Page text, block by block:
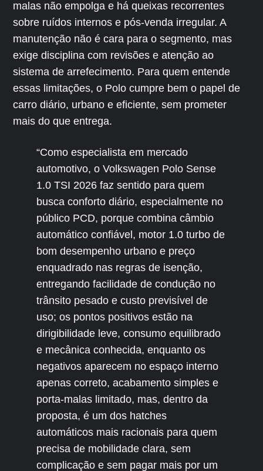
malas não empolga e há queixas recorrentes
sobre ruídos internos e pós-venda irregular. A
manutenção não é cara para o segmento, mas
exige disciplina com revisões e atenção ao
sistema de arrefecimento. Para quem entende
essas limitações, o Polo cumpre bem o papel de
carro diário, urbano e eficiente, sem prometer
mais do que entrega.
“Como especialista em mercado
automotivo, o Volkswagen Polo Sense
1.0 TSI 2026 faz sentido para quem
busca conforto diário, especialmente no
público PCD, porque combina câmbio
automático confiável, motor 1.0 turbo de
bom desempenho urbano e preço
enquadrado nas regras de isenção,
entregando facilidade de condução no
trânsito pesado e custo previsível de
uso; os pontos positivos estão na
dirigibilidade leve, consumo equilibrado
e mecânica conhecida, enquanto os
negativos aparecem no espaço interno
apenas correto, acabamento simples e
porta-malas limitado, mas, dentro da
proposta, é um dos hatches
automáticos mais racionais para quem
precisa de mobilidade clara, sem
complicação e sem pagar mais por um